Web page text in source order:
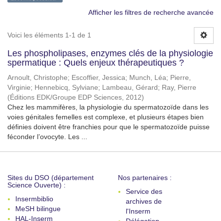
Afficher les filtres de recherche avancée
Voici les éléments 1-1 de 1
Les phospholipases, enzymes clés de la physiologie
spermatique : Quels enjeux thérapeutiques ?
Arnoult, Christophe; Escoffier, Jessica; Munch, Léa; Pierre,
Virginie; Hennebicq, Sylviane; Lambeau, Gérard ; Ray, Pierre
(Éditions EDK/Groupe EDP Sciences, 2012)
Chez les mammifères, la physiologie du spermatozoïde dans les
voies génitales femelles est complexe, et plusieurs étapes bien
définies doivent être franchies pour que le spermatozoïde puisse
féconder l’ovocyte. Les ...
Sites du DSO (département
Science Ouverte) :
Insermbiblio
MeSH bilingue
HAL-Inserm
Nos partenaires :
Service des
archives de
l'Inserm